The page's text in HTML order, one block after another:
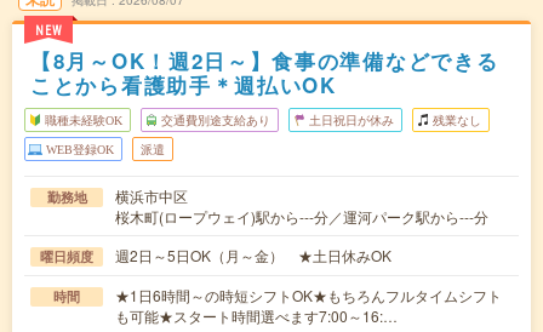
NEW
【8月～OK！週2日～】食事の準備などできる
ことから看護助手＊週払いOK
職種未経験OK 交通費別途支給あり 土日祝日が休み 残業なし
WEB登録OK 派遣
勤務地
横浜市中区
桜木町(ロープウェイ)駅から---分／運河パーク駅から---分
曜日頻度 週2日～5日OK（月～金） ★土日休みOK
時間
★1日6時間～の時短シフトOK★もちろんフルタイムシフト
も可能★スタート時間選べます7:00～16:…